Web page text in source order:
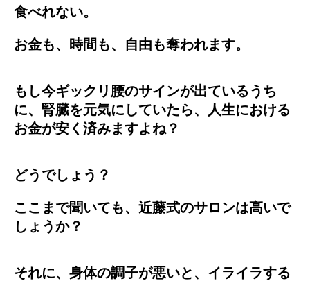
食べれない。
お金も、時間も、自由も奪われます。
もし今ギックリ腰のサインが出ているうち
に、腎臓を元気にしていたら、人生における
お金が安く済みますよね？
どうでしょう？
ここまで聞いても、近藤式のサロンは高いで
しょうか？
それに、身体の調子が悪いと、イライラする